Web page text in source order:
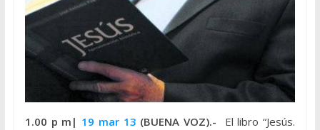
1.00 p m| 19 mar 13 (BUENA VOZ).-
El libro “Jesús.